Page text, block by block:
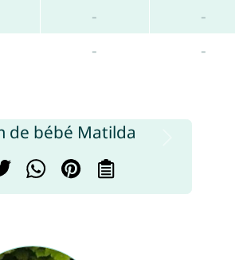
- -
- -